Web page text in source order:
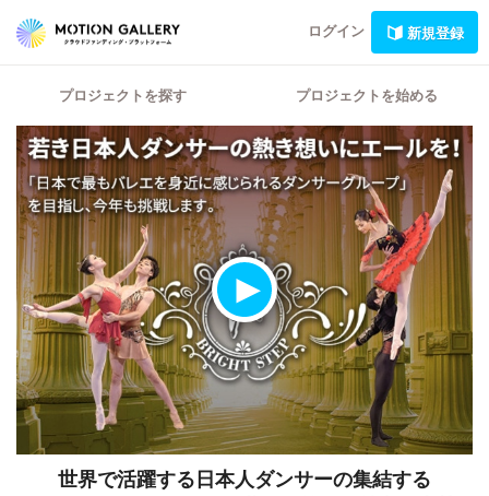
ログイン 新規登録
プロジェクトを探す プロジェクトを始める
世界で活躍する日本人ダンサーの集結する